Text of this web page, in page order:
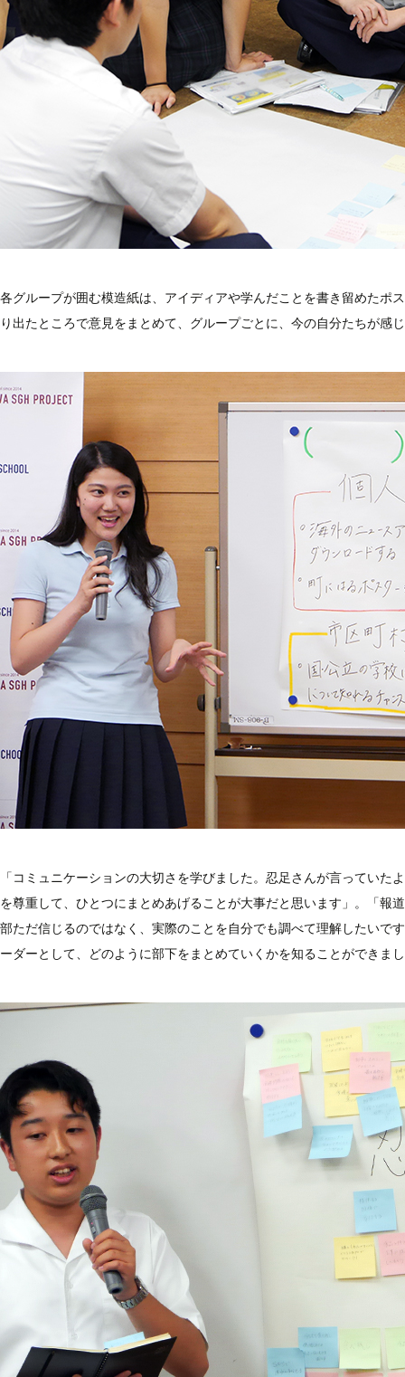
各グループが囲む模造紙は、アイディアや学んだことを書き留めたポ
り出たところで意見をまとめて、グループごとに、今の自分たちが感
「コミュニケーションの大切さを学びました。忍足さんが言ってい
を尊重して、ひとつにまとめあげることが大事だと思います」。「報
部ただ信じるのではなく、実際のことを自分でも調べて理解したいで
ーダーとして、どのように部下をまとめていくかを知ることができま